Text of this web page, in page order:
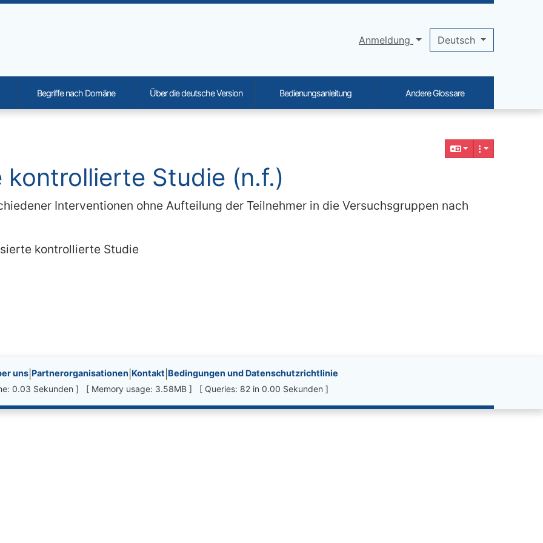
and content
Studie (n.f.)
Interventionen ohne Aufteilung der Teilnehmer in die Versuchsgruppen nach
kontrollierte Studie
etc.
uns Partnerorganisationen Kontakt Bedingungen und Datenschutzrichtlinie
0.03 Sekunden ] [ Memory usage: 3.58MB ] [ Queries: 82 in 0.00 Sekunden ]
Anmeldung Deutsch
Begriffe nach Domäne Über die deutsche Version Bedienungsanleitung Andere Glossare